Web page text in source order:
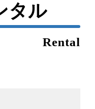
タル
Rental